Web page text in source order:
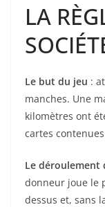
LA
Le but du jeu :
manches. Une
kilomètres ont
cartes
Le déroulement
donneur joue le
dessus et, sans